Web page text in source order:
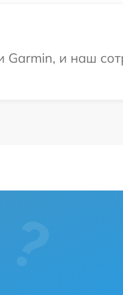
и наш